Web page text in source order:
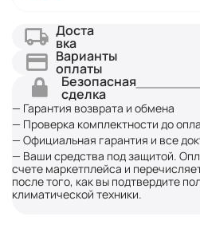
Доста
вка
Варианты
оплаты
Безопасная
сделка
— Гарантия возврата и обмена
— Проверка комплектности до
— Официальная гарантия и все
— Ваши средства под защитой.
счете маркетплейса и
после того, как вы подтвердите
климатической техники.